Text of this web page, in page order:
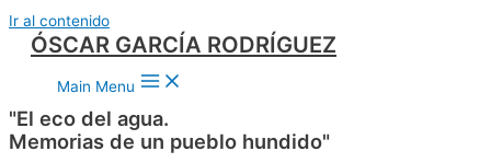
Ir al contenido
ÓSCAR GARCÍA RODRÍGUEZ
Main Menu
"El eco del agua.
Memorias de un pueblo hundido"